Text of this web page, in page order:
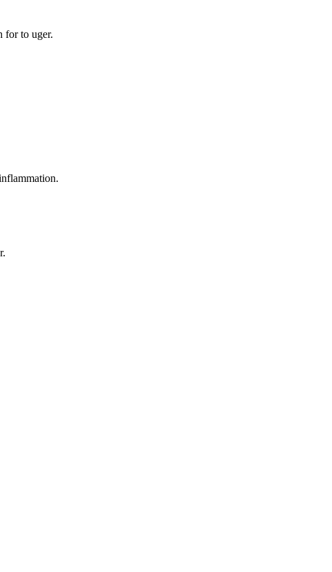
for to uger.